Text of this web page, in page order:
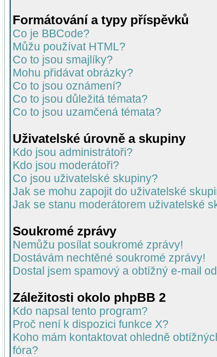
Formátování a typy příspěvků
Co je BBCode?
Můžu používat HTML?
Co to jsou smajlíky?
Mohu přidávat obrázky?
Co to jsou oznámení?
Co to jsou důležitá témata?
Co to jsou uzamčená témata?
Uživatelské úrovně a skupiny
Kdo jsou administrátoři?
Kdo jsou moderátoři?
Co jsou uživatelské skupiny?
Jak se mohu zapojit do uživatelské
Jak se stanu moderátorem uživatelské
Soukromé zprávy
Nemůžu posílat soukromé zprávy!
Dostávám nechtěné soukromé zprávy!
Dostal jsem spamový a obtížný e-mail
Záležitosti okolo phpBB 2
Kdo napsal tento program?
Proč není k dispozici funkce X?
Koho mám kontaktovat ohledně
fóra?